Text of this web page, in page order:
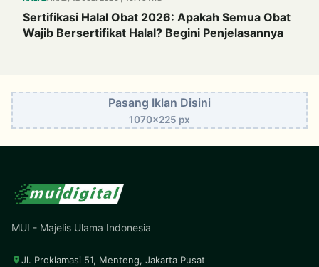
Sertifikasi Halal Obat 2026: Apakah Semua Obat
Wajib Bersertifikat Halal? Begini Penjelasannya
Pasang Iklan Disini
1070x225 px
MUI - Majelis Ulama Indonesia
Jl. Proklamasi 51, Menteng, Jakarta Pusat